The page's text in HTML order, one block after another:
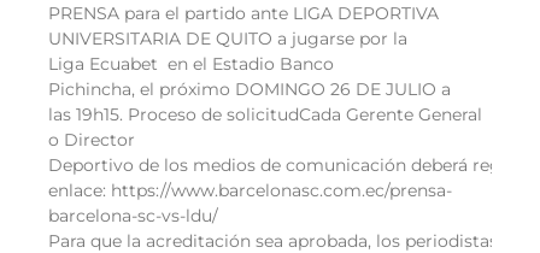
PRENSA para el partido ante LIGA DEPORTIVA
UNIVERSITARIA DE QUITO a jugarse por la
Liga Ecuabet en el Estadio Banco
Pichincha, el próximo DOMINGO 26 DE JULIO a
las 19h15. Proceso de solicitudCada Gerente General
o Director
Deportivo de los medios de comunicación deberá
enlace: https://www.barcelonasc.com.ec/prensa-
barcelona-sc-vs-ldu/
Para que la acreditación sea aprobada, los periodistas